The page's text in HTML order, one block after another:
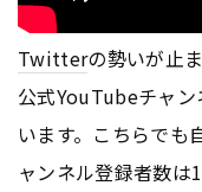
Twitterの勢いが止
公式YouTubeチャ
います。こちらでも
ャンネル登録者数